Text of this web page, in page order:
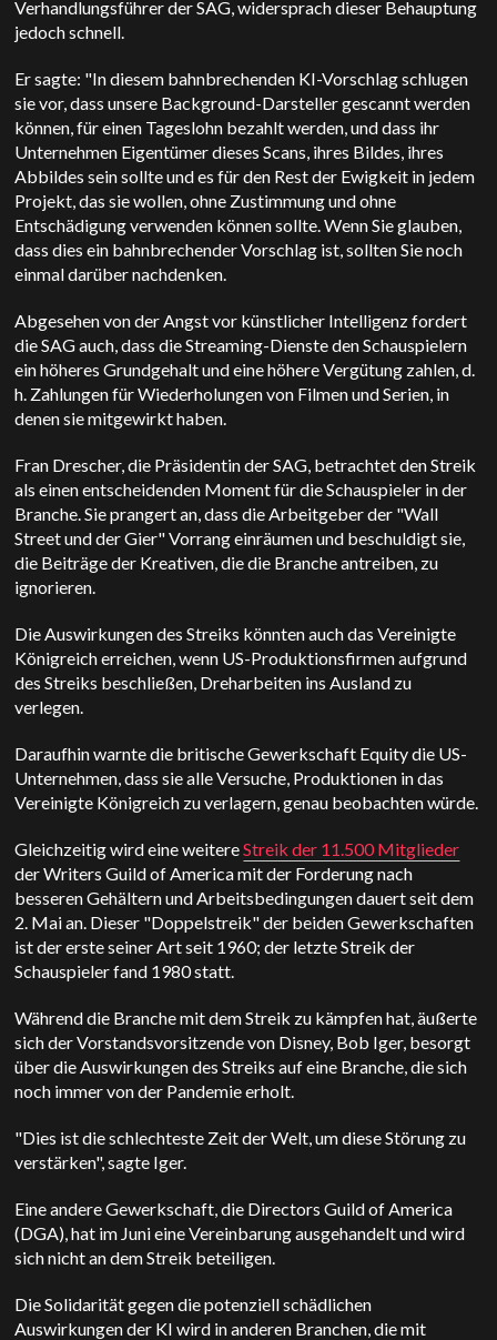
Verhandlungsführer der SAG, widersprach dieser Behauptung
jedoch schnell.
Er sagte: "In diesem bahnbrechenden KI-Vorschlag schlugen
sie vor, dass unsere Background-Darsteller gescannt werden
können, für einen Tageslohn bezahlt werden, und dass ihr
Unternehmen Eigentümer dieses Scans, ihres Bildes, ihres
Abbildes sein sollte und es für den Rest der Ewigkeit in jedem
Projekt, das sie wollen, ohne Zustimmung und ohne
Entschädigung verwenden können sollte. Wenn Sie glauben,
dass dies ein bahnbrechender Vorschlag ist, sollten Sie noch
einmal darüber nachdenken.
Abgesehen von der Angst vor künstlicher Intelligenz fordert
die SAG auch, dass die Streaming-Dienste den Schauspielern
ein höheres Grundgehalt und eine höhere Vergütung zahlen, d.
h. Zahlungen für Wiederholungen von Filmen und Serien, in
denen sie mitgewirkt haben.
Fran Drescher, die Präsidentin der SAG, betrachtet den Streik
als einen entscheidenden Moment für die Schauspieler in der
Branche. Sie prangert an, dass die Arbeitgeber der "Wall
Street und der Gier" Vorrang einräumen und beschuldigt sie,
die Beiträge der Kreativen, die die Branche antreiben, zu
ignorieren.
Die Auswirkungen des Streiks könnten auch das Vereinigte
Königreich erreichen, wenn US-Produktionsfirmen aufgrund
des Streiks beschließen, Dreharbeiten ins Ausland zu
verlegen.
Daraufhin warnte die britische Gewerkschaft Equity die US-
Unternehmen, dass sie alle Versuche, Produktionen in das
Vereinigte Königreich zu verlagern, genau beobachten würde.
Gleichzeitig wird eine weitereStreik der 11.500 Mitglieder
der Writers Guild of America mit der Forderung nach
besseren Gehältern und Arbeitsbedingungen dauert seit dem
2. Mai an. Dieser "Doppelstreik" der beiden Gewerkschaften
ist der erste seiner Art seit 1960; der letzte Streik der
Schauspieler fand 1980 statt.
Während die Branche mit dem Streik zu kämpfen hat, äußerte
sich der Vorstandsvorsitzende von Disney, Bob Iger, besorgt
über die Auswirkungen des Streiks auf eine Branche, die sich
noch immer von der Pandemie erholt.
"Dies ist die schlechteste Zeit der Welt, um diese Störung zu
verstärken", sagte Iger.
Eine andere Gewerkschaft, die Directors Guild of America
(DGA), hat im Juni eine Vereinbarung ausgehandelt und wird
sich nicht an dem Streik beteiligen.
Die Solidarität gegen die potenziell schädlichen
Auswirkungen der KI wird in anderen Branchen, die mit